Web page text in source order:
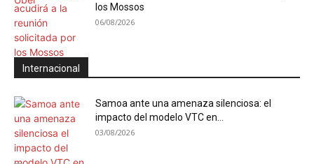
los Mossos
06/08/2026
Internacional
Samoa ante una amenaza silenciosa: el
impacto del modelo VTC en...
03/08/2026